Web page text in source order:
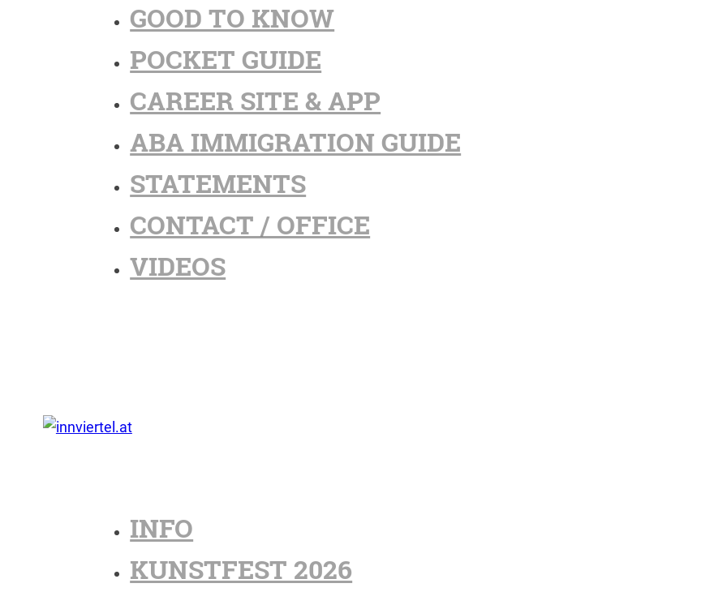
GOOD TO KNOW
POCKET GUIDE
CAREER SITE & APP
ABA IMMIGRATION GUIDE
STATEMENTS
CONTACT / OFFICE
VIDEOS
INFO
KUNSTFEST 2026